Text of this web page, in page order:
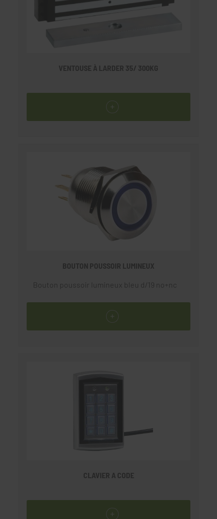
VENTOUSE À LARDER 35/ 300KG
BOUTON POUSSOIR LUMINEUX
Bouton poussoir lumineux bleu d/19 no+nc
CLAVIER A CODE